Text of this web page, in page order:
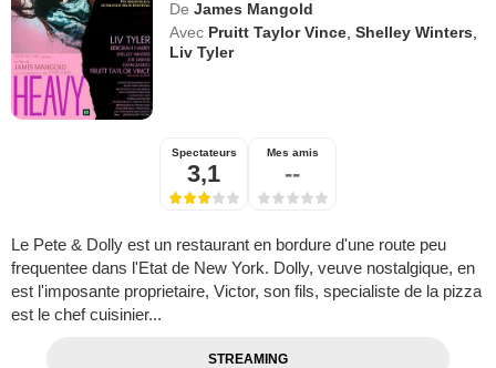
De James Mangold
Avec Pruitt Taylor Vince ,Shelley Winters
Liv Tyler
Spectateurs
3,1
Mes amis
--
Le Pete & Dolly est un restaurant en bordure d'une route peu
frequentee dans l'Etat de New York. Dolly, veuve nostalgique, en
est l'imposante proprietaire, Victor, son fils, specialiste de la pizza
est le chef cuisinier...
STREAMING